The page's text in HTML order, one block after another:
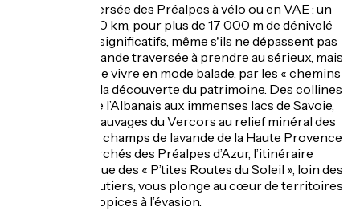
La grande traversée des Préalpes à vélo ou en VAE : un
peu plus de 900 km, pour plus de 17 000 m de dénivelé
positif, 25 cols significatifs, même s'ils ne dépassent pas
1400 m. Une grande traversée à prendre au sérieux, mais
qui peut aussi se vivre en mode balade, par les « chemins
de traverse » à la découverte du patrimoine. Des collines
verdoyantes de l’Albanais aux immenses lacs de Savoie,
des étendues sauvages du Vercors au relief minéral des
Baronnies, des champs de lavande de la Haute Provence
aux villages perchés des Préalpes d’Azur, l’itinéraire
cyclo-touristique des « P’tites Routes du Soleil », loin des
grands axes routiers, vous plonge au cœur de territoires
protégés et propices à l’évasion.